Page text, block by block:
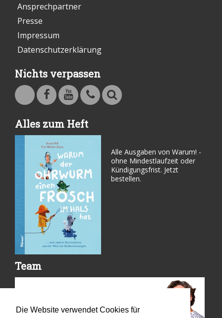
Die Website verwendet Cookies für
Ansprechpartner
Presse
Impressum
Datenschutzerklärung
Nichts verpassen
Alles zum Heft
Alle Ausgaben von Warum! -
ohne Mindestlaufzeit oder
Kündigungsfrist. Jetzt
bestellen.
Team